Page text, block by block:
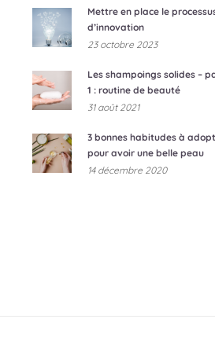
Mettre en place le
d’innovation
23 octobre 2023
Les shampoings solides –
1 : routine de beauté
31 août 2021
3 bonnes habitudes à
pour avoir une belle peau
14 décembre 2020